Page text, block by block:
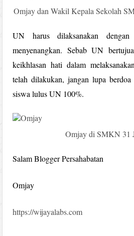
Omjay dan Wakil Kepala Sekolah
UN harus dilaksanakan
menyenangkan. Sebab UN
keikhlasan hati dalam
telah dilakukan, jangan lupa
siswa lulus UN 100%.
Omjay di SMKN 31
Salam Blogger Persahabatan
Omjay
https://wijayalabs.com